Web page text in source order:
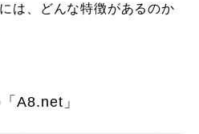
は、どんな特徴があるのか
A8.net」